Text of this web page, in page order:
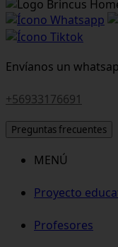
Envíanos un
+56933176691
Preguntas frecuentes
MENÚ
Proyecto
Profesores